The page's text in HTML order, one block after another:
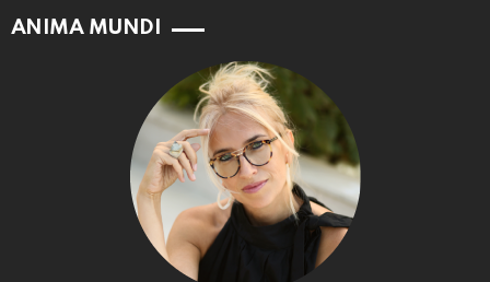
ANIMA MUNDI